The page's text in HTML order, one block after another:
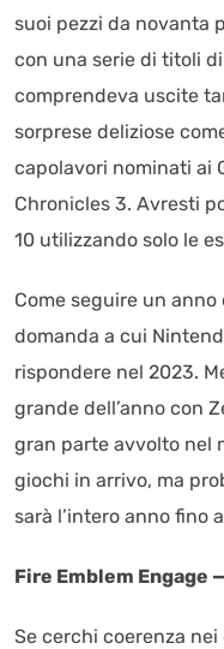
suoi pezzi da novanta
con una serie di titoli
comprendeva uscite
sorprese deliziose
capolavori nominati ai
Chronicles 3. Avresti
10 utilizzando solo le
Come seguire un
domanda a cui
rispondere nel 2023.
grande dell’anno con
gran parte avvolto nel
giochi in arrivo, ma
sarà l’intero anno fino
Fire Emblem Engage
Se cerchi coerenza